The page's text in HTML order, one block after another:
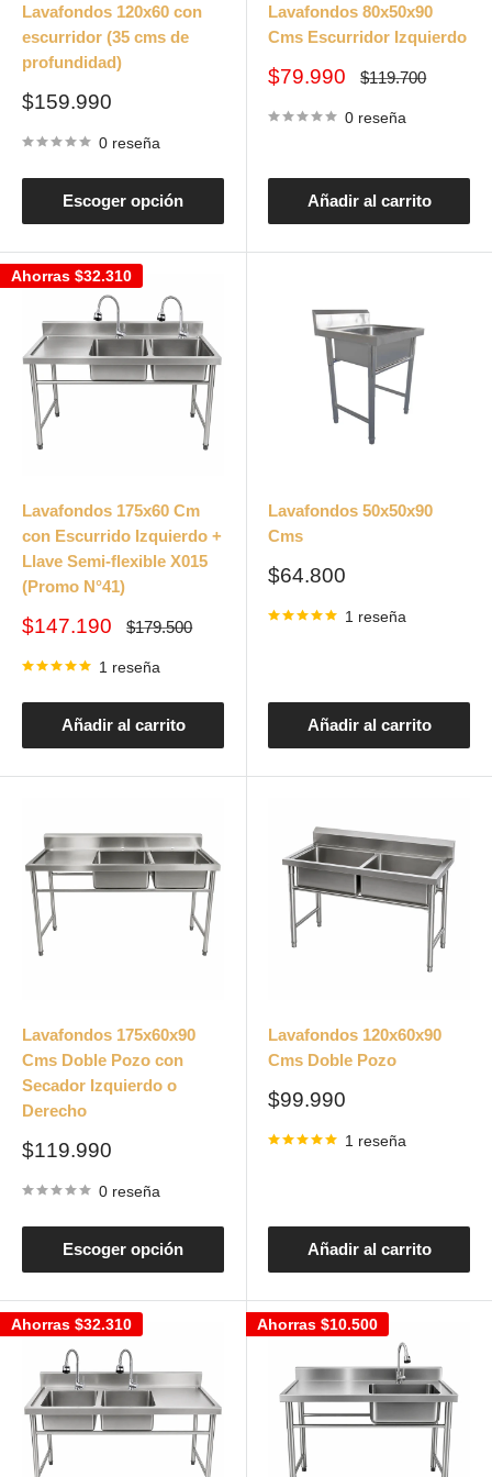
Lavafondos 120x60 con
escurridor (35 cms de
profundidad)
Precio
venta
$159.990
0 reseña
Escoger opción
Lavafondos 80x50x90
Cms Escurridor Izquierdo
Precio
venta
$79.990
Precio
$119.700
0 reseña
Añadir al carrito
Ahorras $32.310
Lavafondos 175x60 Cm
con Escurrido Izquierdo +
Llave Semi-flexible X015
(Promo N°41)
Precio
venta
$147.190
Precio
$179.500
1 reseña
Añadir al carrito
Lavafondos 50x50x90
Cms
Precio
venta
$64.800
1 reseña
Añadir al carrito
Lavafondos 175x60x90
Cms Doble Pozo con
Secador Izquierdo o
Derecho
Precio
venta
$119.990
0 reseña
Escoger opción
Lavafondos 120x60x90
Cms Doble Pozo
Precio
venta
$99.990
1 reseña
Añadir al carrito
Ahorras $32.310 Ahorras $10.500